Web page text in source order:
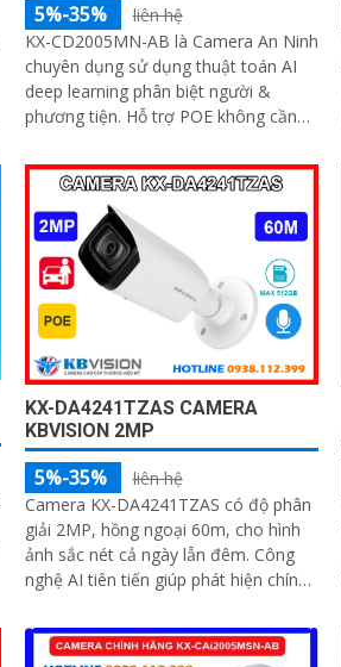
5%-35%
liên hệ
KX-CD2005MN-AB là Camera An Ninh
chuyên dụng sử dụng thuật toán AI
deep learning phân biệt người &
phương tiện. Hỗ trợ POE không cần
hình...
KX-DA4241TZAS CAMERA
KBVISION 2MP
5%-35%
liên hệ
Camera KX-DA4241TZAS có độ phân
giải 2MP, hồng ngoại 60m, cho hình
ảnh sắc nét cả ngày lẫn đêm. Công
nghệ AI tiên tiến giúp phát hiện chính
trữ tối đa 512GB và ghi âm với MIC
tích hợp